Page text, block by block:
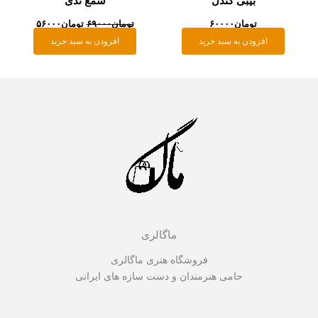
تومان۶۰۰۰۰
افزودن به سبد خرید
تومان۶۹۰۰۰ تومان۵۶۰۰۰
افزودن به سبد خرید
ماگالری
فروشگاه هنری ماگالری
حامی هنرمندان و دست سازه های ایرانی